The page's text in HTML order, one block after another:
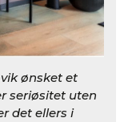
ønsket et
seriøsitet uten
det ellers i